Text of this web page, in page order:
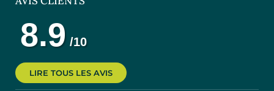
LIRE TOUS LES AVIS